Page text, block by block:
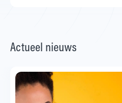
Actueel nieuws